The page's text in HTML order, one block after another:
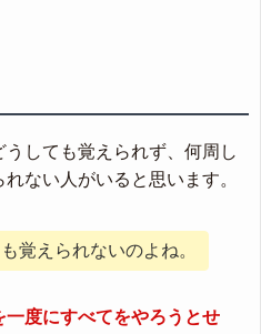
しても覚えられず、何周し
ない人がいると思います。
覚えられないのよね。
一度にすべてをやろうとせ